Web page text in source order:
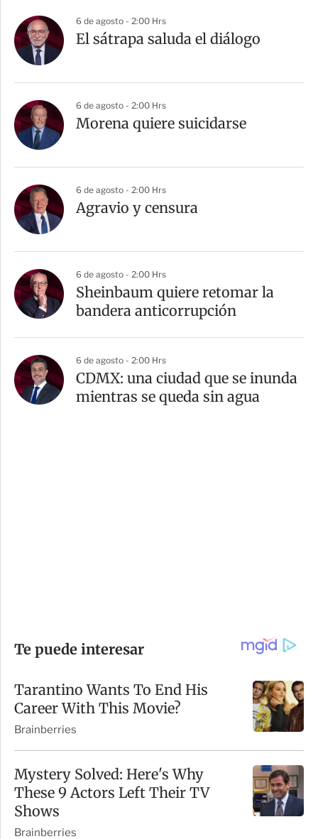
6 de agosto - 2:00 Hrs
El sátrapa saluda el diálogo
6 de agosto - 2:00 Hrs
Morena quiere suicidarse
6 de agosto - 2:00 Hrs
Agravio y censura
6 de agosto - 2:00 Hrs
Sheinbaum quiere retomar la
bandera anticorrupción
6 de agosto - 2:00 Hrs
CDMX: una ciudad que se inunda
mientras se queda sin agua